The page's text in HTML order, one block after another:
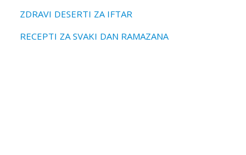
ZDRAVI DESERTI ZA IFTAR
RECEPTI ZA SVAKI DAN RAMAZANA